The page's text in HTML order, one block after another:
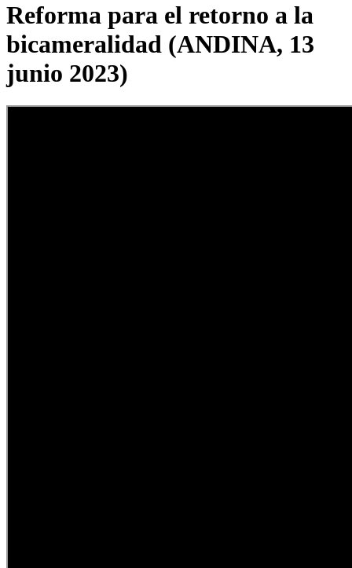
Reforma para el retorno a la
bicameralidad (ANDINA, 13
junio 2023)